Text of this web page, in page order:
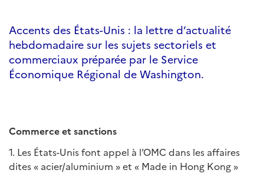
Accents des États-Unis : la lettre d’actualité
hebdomadaire sur les sujets sectoriels et
commerciaux préparée par le Service
Économique Régional de Washington.
Commerce et sanctions
1. Les États-Unis font appel à l’OMC dans les affaires
dites « acier/aluminium » et « Made in Hong Kong »